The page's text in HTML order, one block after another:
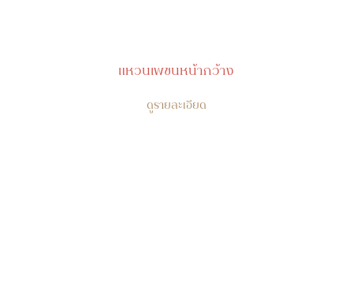
แหวนเพชนหน้ากว้าง
ดูรายละเอียด